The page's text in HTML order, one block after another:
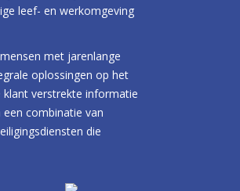
leef- en werkomgeving
met jarenlange
oplossingen op het
klant verstrekte informatie
combinatie van
die